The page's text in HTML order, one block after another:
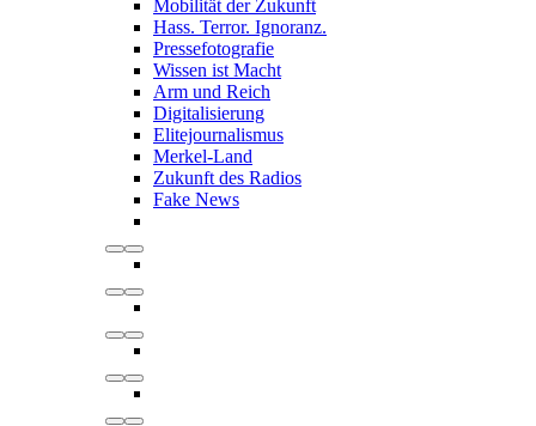
Mobilität der Zukunft
Hass. Terror. Ignoranz.
Pressefotografie
Wissen ist Macht
Arm und Reich
Digitalisierung
Elitejournalismus
Merkel-Land
Zukunft des Radios
Fake News